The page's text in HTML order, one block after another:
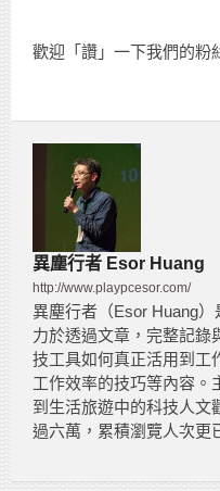
歡迎「讚」一下我們的粉
異塵行者 Esor Huang
http://www.playpcesor.com/
異塵行者（Esor Huang
力於透過文章，完整記錄
技工具如何真正活用到工
工作效率的技巧等內容。
到生活旅遊中的科技人文
過六萬，累積瀏覽人次更